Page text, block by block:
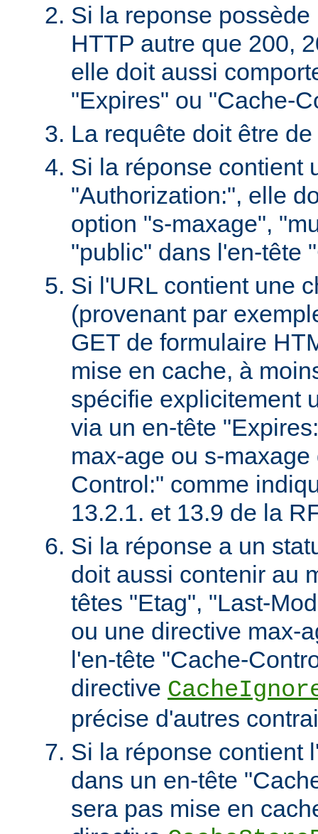
Si la reponse
HTTP autre que 200,
elle doit aussi
"Expires" ou "Cache-
La requête doit être
Si la réponse contient
"Authorization:", elle
option "s-maxage",
"public" dans l'en-tête
Si l'URL contient une
(provenant par
GET de formulaire
mise en cache, à
spécifie explicitement
via un en-tête
max-age ou s-
Control:" comme
13.2.1. et 13.9 de la
Si la réponse a un
doit aussi contenir au
têtes "Etag", "Last-
ou une directive max-
l'en-tête "Cache-
directive
précise d'autres
Si la réponse contient
dans un en-tête
sera pas mise en